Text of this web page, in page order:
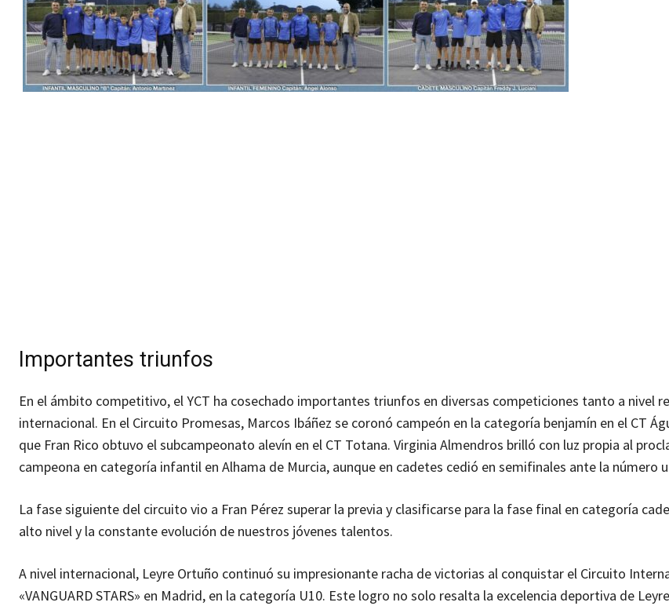
Importantes triunfos
En el ámbito competitivo, el YCT ha cosechado importantes triunfos en diversas competiciones tanto a nivel
internacional. En el Circuito Promesas, Marcos Ibáñez se coronó campeón en la categoría benjamín en el CT
que Fran Rico obtuvo el subcampeonato alevín en el CT Totana. Virginia Almendros brilló con luz propia al
campeona en categoría infantil en Alhama de Murcia, aunque en cadetes cedió en semifinales ante la número
La fase siguiente del circuito vio a Fran Pérez superar la previa y clasificarse para la fase final en categoría
alto nivel y la constante evolución de nuestros jóvenes talentos.
A nivel internacional, Leyre Ortuño continuó su impresionante racha de victorias al conquistar el Circuito
«VANGUARD STARS» en Madrid, en la categoría U10. Este logro no solo resalta la excelencia deportiva de